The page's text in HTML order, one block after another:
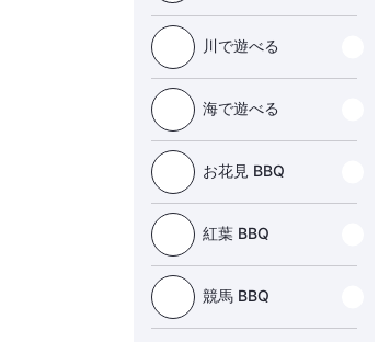
川で遊べる
海で遊べる
お花見 BBQ
紅葉 BBQ
競馬 BBQ